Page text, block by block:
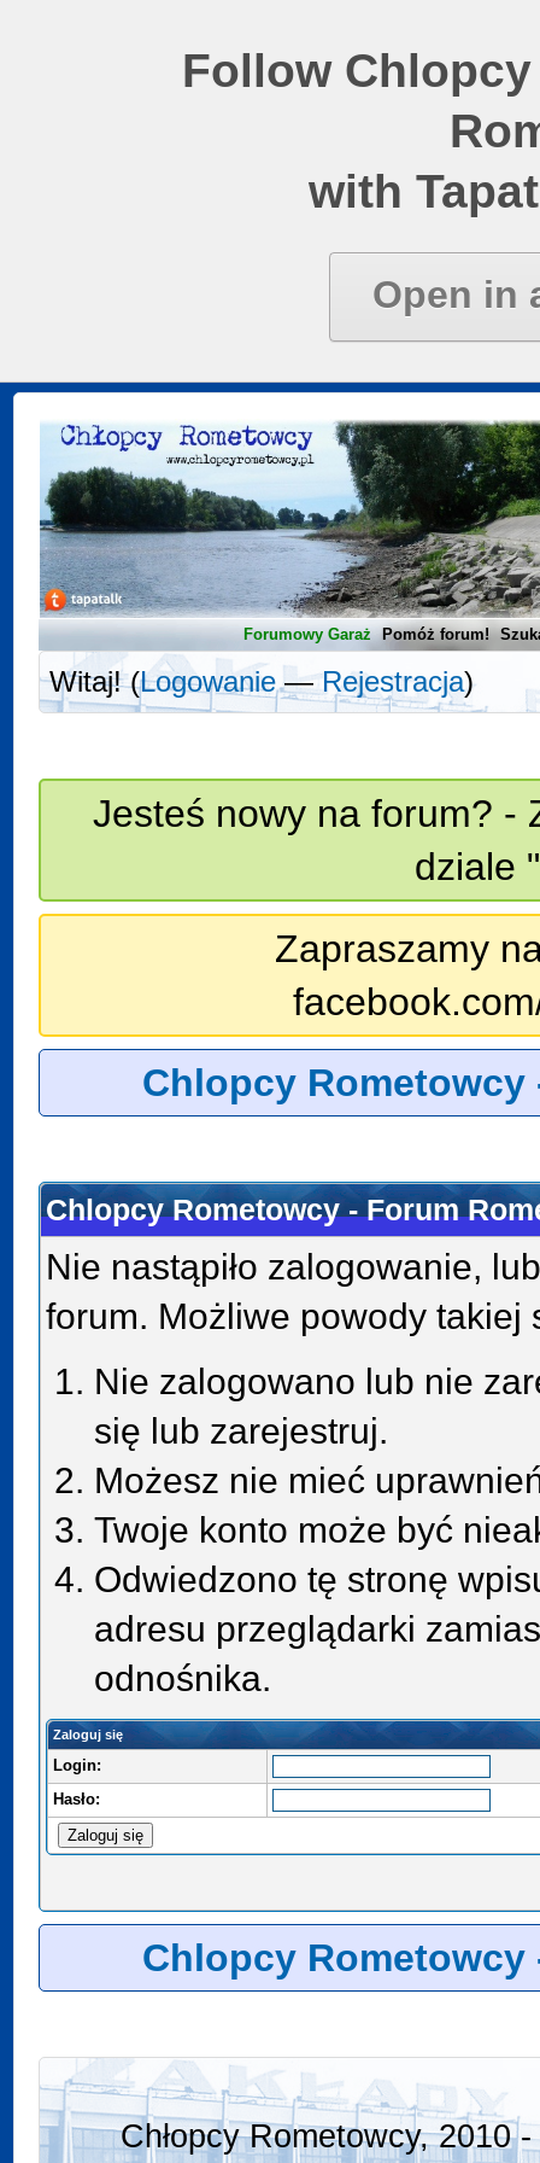
Follow
with
Open in
Forumowy Garaż Pomóż forum!
Witaj! (Logowanie—Rejestracja)
Jesteś nowy na forum? -
dziale
Zapraszamy
Chlopcy Rometowcy
Chlopcy Rometowcy - Forum
Nie nastąpiło zalogowanie,
forum. Możliwe powody takiej
Nie zalogowano lub nie
się lub zarejestruj.
Możesz nie mieć
Twoje konto może być
Odwiedzono tę stronę
adresu przeglądarki
odnośnika.
Zaloguj się
Login:
Hasło:
Chlopcy Rometowcy
Chłopcy Rometowcy, 2010